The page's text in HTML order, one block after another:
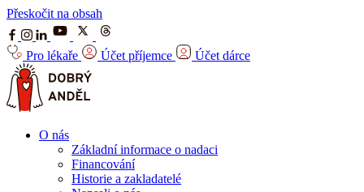
Přeskočit na obsah
Pro lékaře Účet příjemce Účet dárce
O nás
Základní informace o nadaci
Financování
Historie a zakladatelé